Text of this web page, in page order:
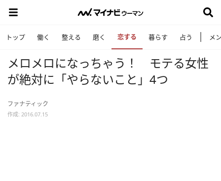
トップ 働く 整える 磨く 恋する 暮らす 占う メ
メロメロになっちゃう！ モテる女性
が絶対に「やらないこと」4つ
ファナティック
作成: 2016.07.15